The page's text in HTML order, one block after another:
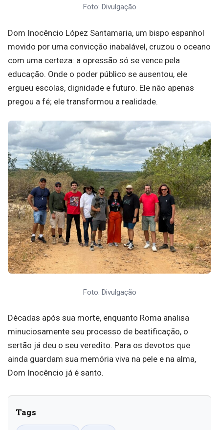
Foto: Divulgação
Dom Inocêncio López Santamaria, um bispo espanhol
movido por uma convicção inabalável, cruzou o oceano
com uma certeza: a opressão só se vence pela
educação. Onde o poder público se ausentou, ele
ergueu escolas, dignidade e futuro. Ele não apenas
pregou a fé; ele transformou a realidade.
Foto: Divulgação
Décadas após sua morte, enquanto Roma analisa
minuciosamente seu processo de beatificação, o
sertão já deu o seu veredito. Para os devotos que
ainda guardam sua memória viva na pele e na alma,
Dom Inocêncio já é santo.
Tags